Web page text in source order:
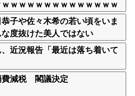
ｗｗｗｗｗｗｗｗｗｗｗｗｗ
ｗｗｗｗｗｗｗｗｗｗｗｗ
子や佐々木希の若い頃をいま
な度抜けた美人ではない
近況報告「最近は落ち着いて
費減税 閣議決定